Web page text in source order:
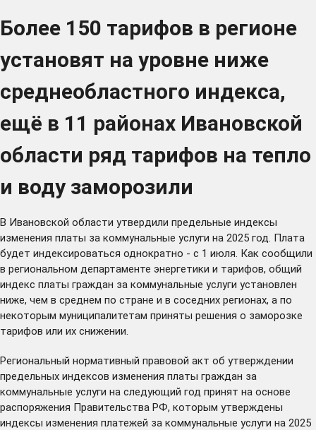
Более 150 тарифов в регионе
установят на уровне ниже
среднеобластного индекса,
ещё в 11 районах Ивановской
области ряд тарифов на тепло
и воду заморозили
В Ивановской области утвердили предельные индексы
изменения платы за коммунальные услуги на 2025 год. Плата
будет индексироваться однократно - с 1 июля. Как сообщили
в региональном департаменте энергетики и тарифов, общий
индекс платы граждан за коммунальные услуги установлен
ниже, чем в среднем по стране и в соседних регионах, а по
некоторым муниципалитетам приняты решения о заморозке
тарифов или их снижении.
Региональный нормативный правовой акт об утверждении
предельных индексов изменения платы граждан за
коммунальные услуги на следующий год принят на основе
распоряжения Правительства РФ, которым утверждены
индексы изменения платежей за коммунальные услуги на 2025